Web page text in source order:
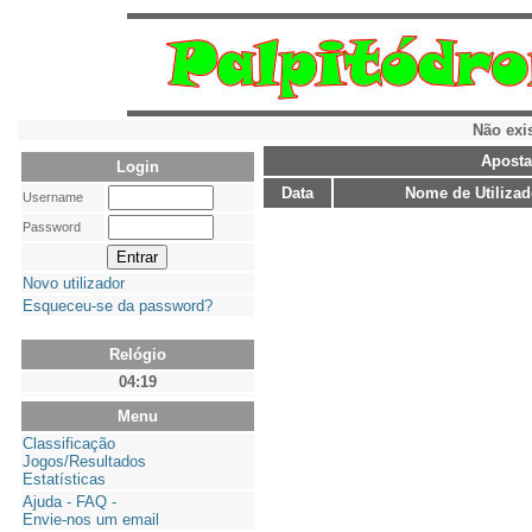
Não
Login
Username
Password
Novo utilizador
Esqueceu-se da password?
Relógio
04:19
Menu
Classificação
Jogos/Resultados
Estatísticas
Ajuda - FAQ -
Envie-nos um email
Data
Nome de